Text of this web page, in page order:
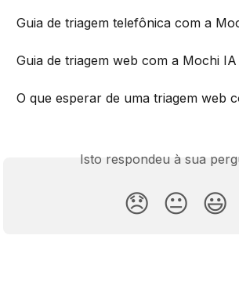
Guia de triagem telefônica com a
Guia de triagem web com a Mochi IA
O que esperar de uma triagem web
Isto respondeu à sua
😞 😐 😃